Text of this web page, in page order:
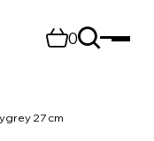
0
27 cm